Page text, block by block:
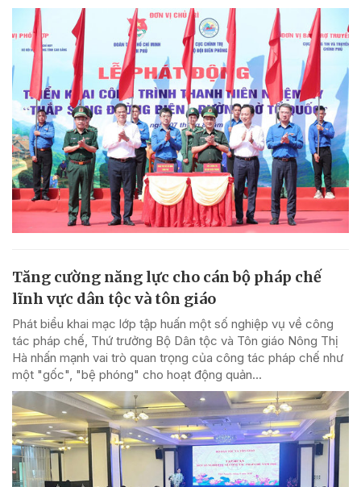
Tăng cường năng lực cho cán bộ pháp chế
lĩnh vực dân tộc và tôn giáo
Phát biểu khai mạc lớp tập huấn một số nghiệp vụ về công
tác pháp chế, Thứ trưởng Bộ Dân tộc và Tôn giáo Nông Thị
Hà nhấn mạnh vai trò quan trọng của công tác pháp chế như
một "gốc", "bệ phóng" cho hoạt động quản...